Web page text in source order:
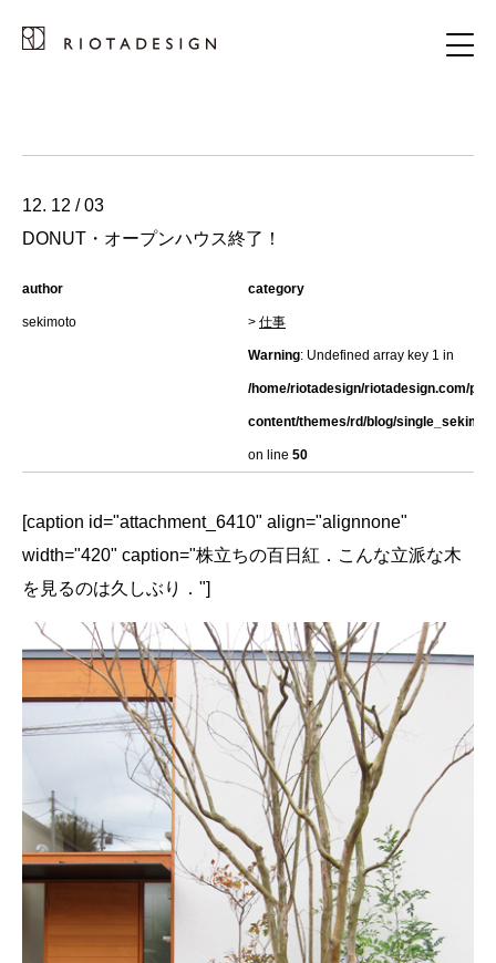
12. 12 / 03
DONUT・オープンハウス終了！
author
sekimoto
category
> 仕事
Warning: Undefined array key 1 in
/home/riotadesign/riotadesign.com/
content/themes/rd/blog/
on line 50
[caption id="attachment_6410" align="alignnone"
width="420" caption="株立ちの百日紅．こんな立派な木
を見るのは久しぶり．"]